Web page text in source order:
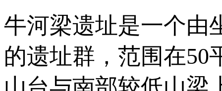
牛河梁遗址是一个由
的遗址群，范围在50